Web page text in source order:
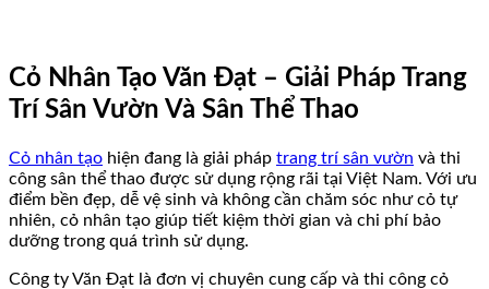
Cỏ Nhân Tạo Văn Đạt – Giải Pháp Trang
Trí Sân Vườn Và Sân Thể Thao
Cỏ nhân tạo hiện đang là giải pháp trang trí sân vườn và thi
công sân thể thao được sử dụng rộng rãi tại Việt Nam. Với ưu
điểm bền đẹp, dễ vệ sinh và không cần chăm sóc như cỏ tự
nhiên, cỏ nhân tạo giúp tiết kiệm thời gian và chi phí bảo
dưỡng trong quá trình sử dụng.
Công ty Văn Đạt là đơn vị chuyên cung cấp và thi công cỏ